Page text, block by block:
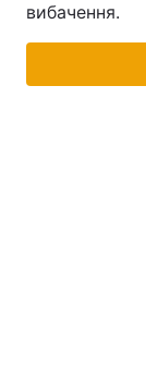
вибачення.